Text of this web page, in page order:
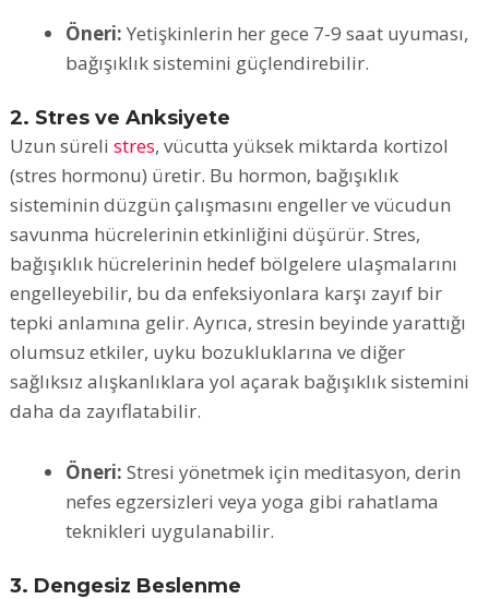
Öneri: Yetişkinlerin her gece 7-9 saat uyuması,
bağışıklık sistemini güçlendirebilir.
2. Stres ve Anksiyete
Uzun sürelistres, vücutta yüksek miktarda kortizol
(stres hormonu) üretir. Bu hormon, bağışıklık
sisteminin düzgün çalışmasını engeller ve vücudun
savunma hücrelerinin etkinliğini düşürür. Stres,
bağışıklık hücrelerinin hedef bölgelere ulaşmalarını
engelleyebilir, bu da enfeksiyonlara karşı zayıf bir
tepki anlamına gelir. Ayrıca, stresin beyinde yarattığı
olumsuz etkiler, uyku bozukluklarına ve diğer
sağlıksız alışkanlıklara yol açarak bağışıklık sistemini
daha da zayıflatabilir.
Öneri: Stresi yönetmek için meditasyon, derin
nefes egzersizleri veya yoga gibi rahatlama
teknikleri uygulanabilir.
3. Dengesiz Beslenme